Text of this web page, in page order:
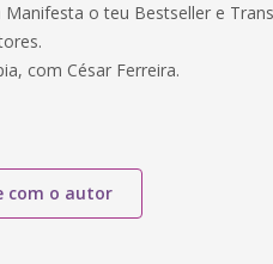
o teu Bestseller e
com César Ferreira.
com o autor